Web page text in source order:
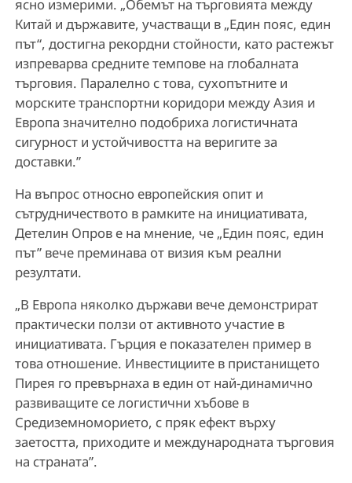
ясно измерими. „Обемът на търговията между
Китай и държавите, участващи в „Един пояс, един
път“, достигна рекордни стойности, като растежът
изпреварва средните темпове на глобалната
търговия. Паралелно с това, сухопътните и
морските транспортни коридори между Азия и
Европа значително подобриха логистичната
сигурност и устойчивостта на веригите за
доставки.”
На въпрос относно европейския опит и
сътрудничеството в рамките на инициативата,
Детелин Опров е на мнение, че „Един пояс, един
път” вече преминава от визия към реални
резултати.
„В Европа няколко държави вече демонстрират
практически ползи от активното участие в
инициативата. Гърция е показателен пример в
това отношение. Инвестициите в пристанището
Пирея го превърнаха в един от най-динамично
развиващите се логистични хъбове в
Средиземноморието, с пряк ефект върху
заетостта, приходите и международната търговия
на страната”.